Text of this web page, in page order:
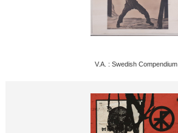
V.A. : Swedish Compendium